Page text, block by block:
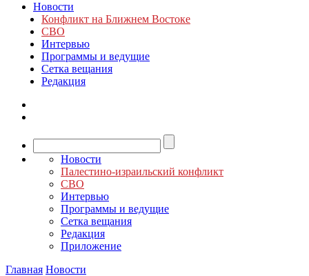
Новости
Конфликт на Ближнем Востоке
СВО
Интервью
Программы и ведущие
Сетка вещания
Редакция
Новости
Палестино-израильский конфликт
СВО
Интервью
Программы и ведущие
Сетка вещания
Редакция
Приложение
Главная Новости